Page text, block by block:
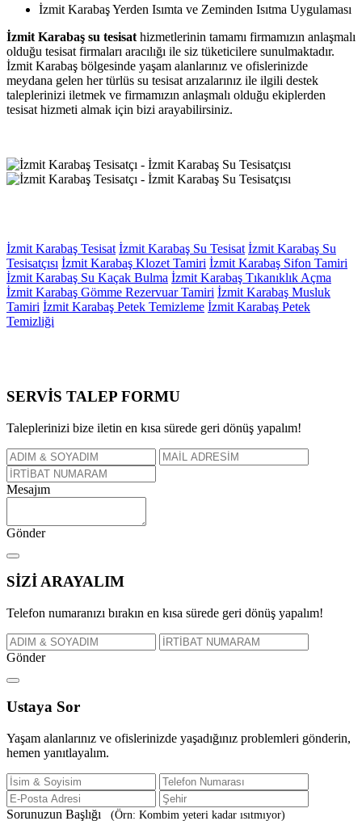
İzmit Karabaş Yerden Isımta ve Zeminden Isıtma Uygulaması
İzmit Karabaş su tesisat hizmetlerinin tamamı firmamızın anlaşmalı
olduğu tesisat firmaları aracılığı ile siz tüketicilere sunulmaktadır.
İzmit Karabaş bölgesinde yaşam alanlarınız ve ofislerinizde
meydana gelen her türlüs su tesisat arızalarınız ile ilgili destek
taleplerinizi iletmek ve firmamızın anlaşmalı olduğu ekiplerden
tesisat hizmeti almak için bizi arayabilirsiniz.
İzmit Karabaş Tesisat İzmit Karabaş Su Tesisat İzmit Karabaş Su
Tesisatçısı İzmit Karabaş Klozet Tamiri İzmit Karabaş Sifon Tamiri
İzmit Karabaş Su Kaçak Bulma İzmit Karabaş Tıkanıklık Açma
İzmit Karabaş Gömme Rezervuar Tamiri İzmit Karabaş Musluk
Tamiri İzmit Karabaş Petek Temizleme İzmit Karabaş Petek
Temizliği
SERVİS TALEP FORMU
Taleplerinizi bize iletin en kısa sürede geri dönüş yapalım!
Mesajım
Gönder
SİZİARAYALIM
Telefon numaranızı bırakın en kısa sürede geri dönüş yapalım!
Gönder
Ustaya Sor
Yaşam alanlarınız ve ofislerinizde yaşadığınız problemleri gönderin,
hemen yanıtlayalım.
Sorunuzun Başlığı (Örn: Kombim yeteri kadar ısıtmıyor)